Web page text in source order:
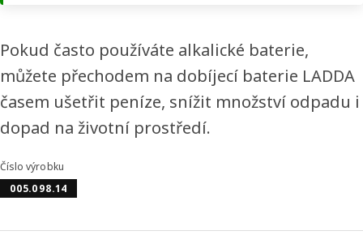
Pokud často používáte alkalické baterie,
můžete přechodem na dobíjecí baterie LADDA
časem ušetřit peníze, snížit množství odpadu i
dopad na životní prostředí.
Číslo výrobku
005.098.14